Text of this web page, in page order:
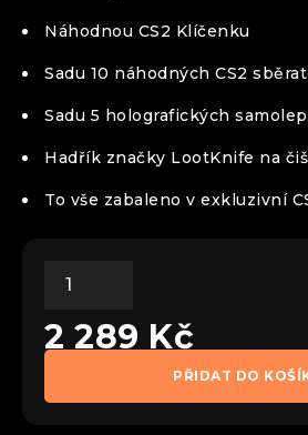
Náhodnou CS2 Klíčenku
Sadu 10 náhodných CS2
Sadu 5 holografických
Hadřík značky LootKnife na
To vše zabaleno v exkluzivní
PŘIDAT DO
2 289 Kč